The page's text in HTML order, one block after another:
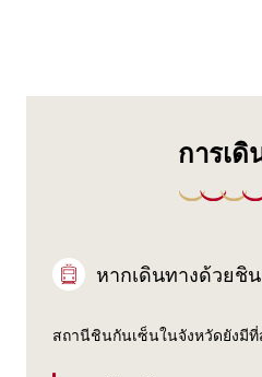
การเดิ
หากเดินทางด้วยชิ
สถานีชินกันเซ็นในจังหวัดยังมี